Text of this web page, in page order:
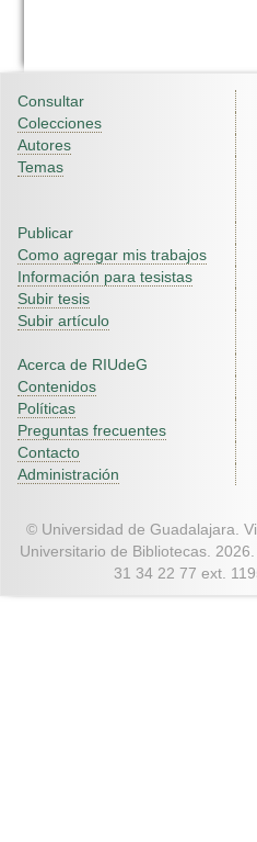
Consultar
Colecciones
Autores
Temas
Publicar
Como agregar mis trabajos
Información para tesistas
Subir tesis
Subir artículo
Acerca de RIUdeG
Contenidos
Políticas
Preguntas frecuentes
Contacto
Administración
© Universidad de Guadalajara.
Universitario de Bibliotecas. 2026.
31 34 22 77 ext.